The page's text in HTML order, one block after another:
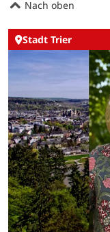
Nach oben
Stadt Trier